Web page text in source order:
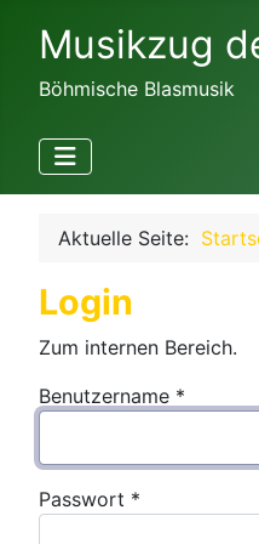
Musikzug
Böhmische Blasmusik
Aktuelle Seite:
Login
Zum internen Bereich.
Benutzername *
Passwort *